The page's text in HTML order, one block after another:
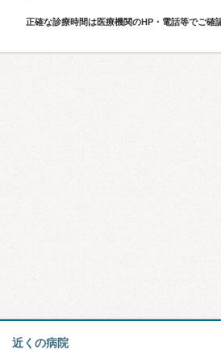
正確な診療時間は医療機関のHP・電話等でご確
近くの病院